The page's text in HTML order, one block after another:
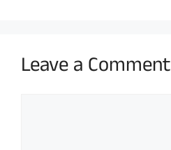
Leave a Comment